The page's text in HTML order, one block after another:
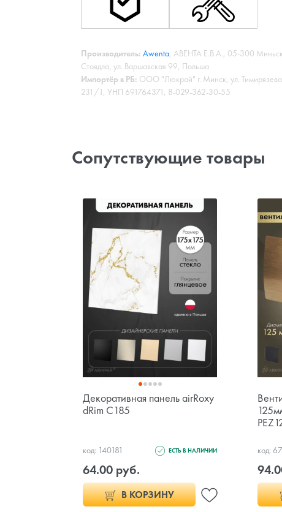
Производитель: Awenta, АВЕНТА Е.В.А., 05-300
Стоядла, ул. Варшавская 99, Польша
Импортёр в РБ: ООО "Люкрай" г. Минск, ул.
231/1, УНП 691764371, 8-029-362-30-55
Сопутствующие товары
Декоративная панель airRoxy
dRim C185
код: 140181 ЕСТЬ В НАЛИЧИИ
64.00 руб.
В КОРЗИНУ
код: